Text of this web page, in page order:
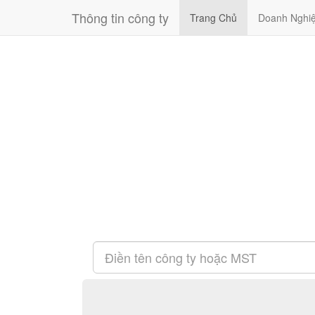
Thông tin công ty Trang Chủ Doanh